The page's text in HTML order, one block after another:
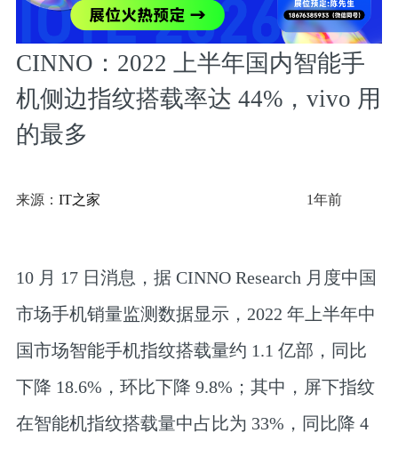
CINNO：2022 上半年国内智能手
机侧边指纹搭载率达 44%，vivo 用
的最多
来源： IT之家 1年前
10 月 17 日消息，据 CINNO Research 月度中国
市场手机销量监测数据显示，2022 年上半年中
国市场智能手机指纹搭载量约 1.1 亿部，同比
下降 18.6%，环比下降 9.8%；其中，屏下指纹
在智能机指纹搭载量中占比为 33%，同比降 4